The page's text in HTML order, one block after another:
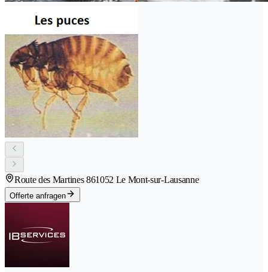
Route des Martines 861052 Le Mont-sur-Lausanne
Offerte anfragen